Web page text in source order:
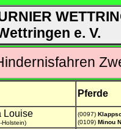
e. V.
Pferde
Louise
Holstein)
(0097)
(0109) Minou N